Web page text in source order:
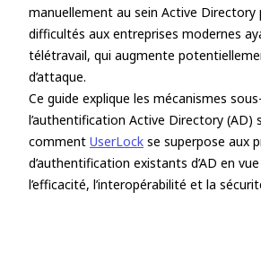
manuellement au sein Active Directory
difficultés aux entreprises modernes
télétravail, qui augmente
d’attaque.
Ce guide explique les mécanismes
l’authentification Active Directory
comment UserLock se superpose aux
d’authentification existants d’AD en vue
l’efficacité, l’interopérabilité et la